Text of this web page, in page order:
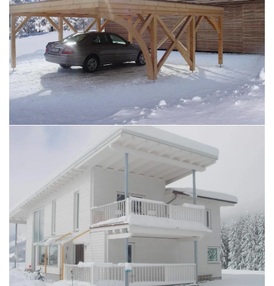
BILD ÖFFNEN
BILD ÖFFNEN